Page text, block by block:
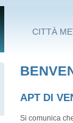
CITTÀ
APT DI
Si comunica